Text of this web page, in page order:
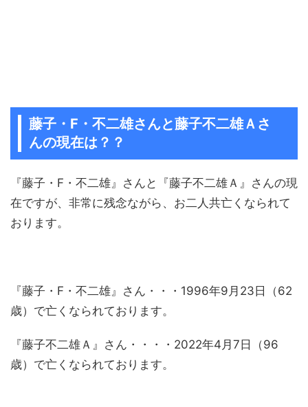
藤子・F・不二雄さんと藤子不二雄Ａさ
んの現在は？？
『藤子・F・不二雄』さんと『藤子不二雄Ａ』さんの現
在ですが、非常に残念ながら、お二人共亡くなられて
おります。
『藤子・F・不二雄』さん・・・1996年9月23日（62
歳）で亡くなられております。
『藤子不二雄Ａ』さん・・・・2022年4月7日（96
歳）で亡くなられております。